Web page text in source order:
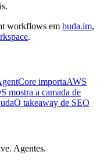
workflows em buda.im,
.
importaAWS
mostra a camada de
O takeaway de SEO
Agentes.